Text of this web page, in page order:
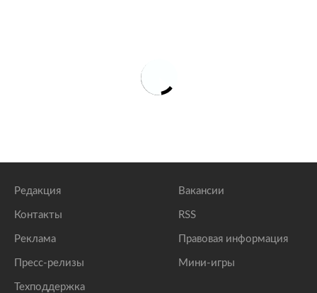
Редакция
Контакты
Реклама
Пресс-релизы
Техподдержка
Вакансии
RSS
Правовая информация
Мини-игры